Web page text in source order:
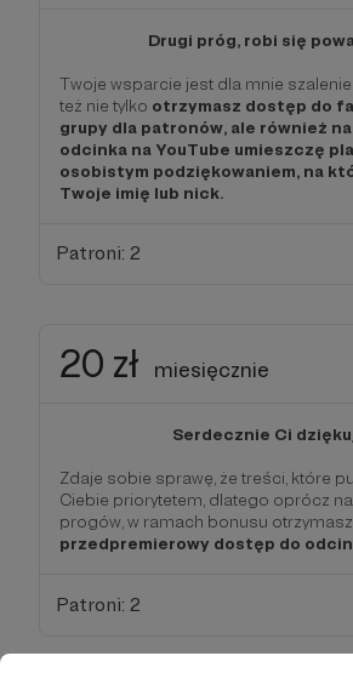
Drugi próg, robi się
Twoje wsparcie jest dla mnie
też nie tylko otrzymasz dostęp do
grupy dla patronów, ale również
odcinka na YouTube umieszczę
osobistym podziękowaniem, na
Twoje imię lub nick.
Patroni: 2
20 zł miesięcznie
Serdecznie Ci
Zdaje sobie sprawę, że treści, które
Ciebie priorytetem, dlatego oprócz
progów, w ramach bonusu otrzymasz
przedpremierowy dostęp do
Patroni: 2